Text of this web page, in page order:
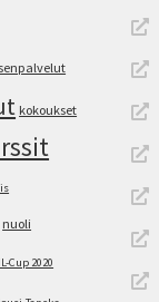
kokoukset
nuoli
Cup 2020